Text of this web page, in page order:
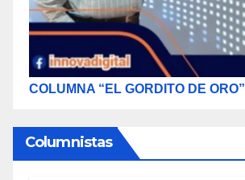
COLUMNA “EL GORDITO DE ORO”
Columnistas